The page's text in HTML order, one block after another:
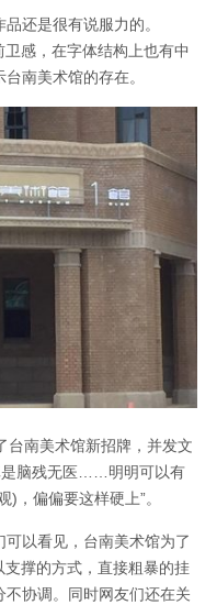
还是很有说服力的。
感，在字体结构上也有中
南美术馆的存在。
台南美术馆新招牌，并发文
是脑残无医……明明可以有
，偏偏要这样硬上”。
以看见，台南美术馆为了
撑的方式，直接粗暴的挂
协调。同时网友们还在关